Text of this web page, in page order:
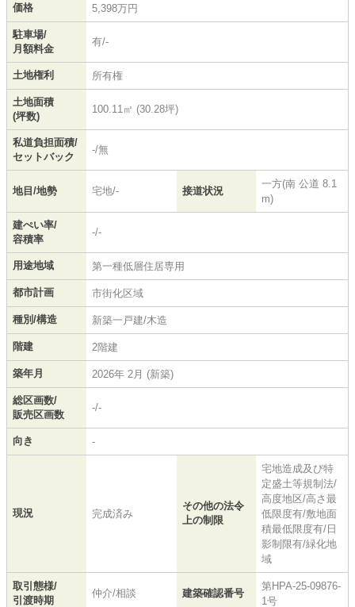
価格 5,398万円
駐車場/
月額料金
有/-
土地権利 所有権
土地面積
(坪数)
100.11㎡ (30.28坪)
私道負担面積/
セットバック
-/無
地目/地勢 宅地/- 接道状況
一方(南 公道 8.1
m)
建ぺい率/
容積率
-/-
用途地域 第一種低層住居専用
都市計画 市街化区域
種別/構造 新築一戸建/木造
階建 2階建
築年月 2026年 2月 (新築)
総区画数/
販売区画数
-/-
向き -
現況 完成済み
その他の法令
上の制限
宅地造成及び特
定盛土等規制法/
高度地区/高さ最
低限度有/敷地面
積最低限度有/日
影制限有/緑化地
域
取引態様/
引渡時期
仲介/相談 建築確認番号
第HPA-25-09876-
1号